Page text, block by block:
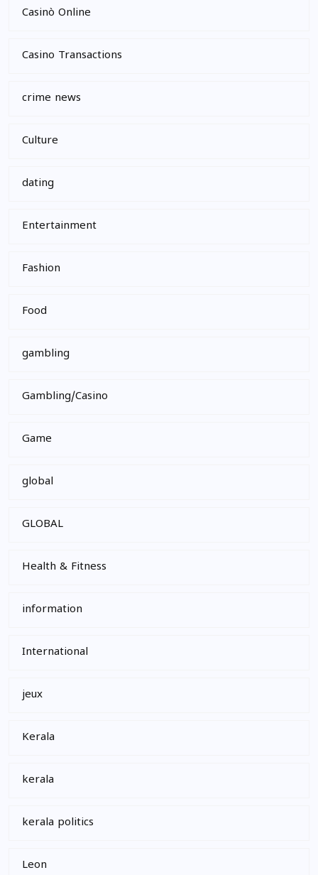
Casinò Online
Casino Transactions
crime news
Culture
dating
Entertainment
Fashion
Food
gambling
Gambling/Casino
Game
global
GLOBAL
Health & Fitness
information
International
jeux
Kerala
kerala
kerala politics
Leon